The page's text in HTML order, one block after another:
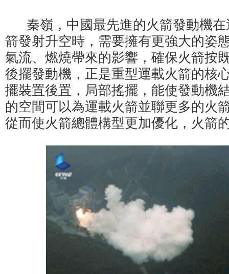
秦嶺，中國最先進的火箭發動機在
箭發射升空時，需要擁有更強大的姿
氣流、燃燒帶來的影響，確保火箭按
後擺發動機，正是重型運載火箭的核
擺裝置後置，局部搖擺，能使發動機
的空間可以為運載火箭並聯更多的火
從而使火箭總體構型更加優化，火箭